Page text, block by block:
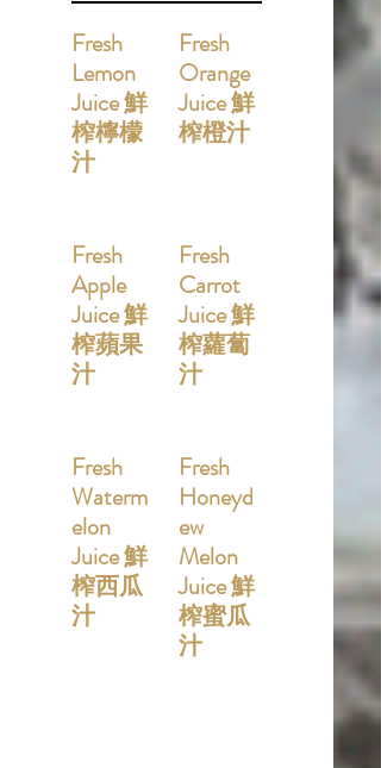
Fresh
Lemon
Juice 鮮
榨檸檬
汁
Fresh
Orange
Juice 鮮
榨橙汁
Fresh
Apple
Juice 鮮
榨蘋果
汁
Fresh
Carrot
Juice 鮮
榨蘿蔔
汁
Fresh
Waterm
elon
Juice 鮮
榨西瓜
汁
Fresh
Honeyd
ew
Melon
Juice 鮮
榨蜜瓜
汁